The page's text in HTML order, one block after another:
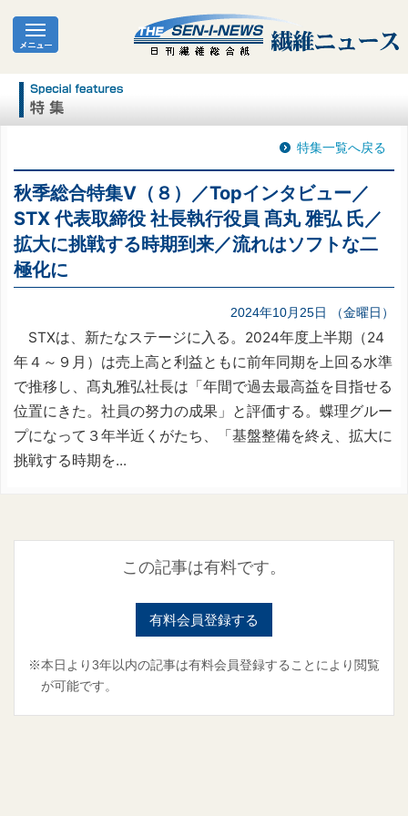
特集一覧へ戻る
秋季総合特集Ⅴ（８）／Topインタビュー／
STX 代表取締役 社長執行役員 髙丸 雅弘 氏／
拡大に挑戦する時期到来／流れはソフトな二
極化に
2024年10月25日 （金曜日）
STXは、新たなステージに入る。2024年度上半期（24
年４～９月）は売上高と利益ともに前年同期を上回る水準
で推移し、髙丸雅弘社長は「年間で過去最高益を目指せる
位置にきた。社員の努力の成果」と評価する。蝶理グルー
プになって３年半近くがたち、「基盤整備を終え、拡大に
挑戦する時期を...
この記事は有料です。
有料会員登録する
※本日より3年以内の記事は有料会員登録することにより閲覧
が可能です。